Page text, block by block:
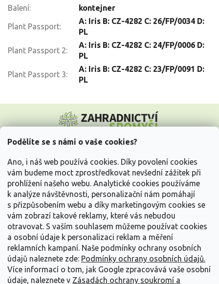
Podělíte se s námi o vaše cookies?
Ano, i náš web používá cookies. Díky povolení cookies
vám budeme moct zprostředkovat nevšední zážitek při
prohlížení našeho webu. Analytické cookies používáme
k analýze návštěvnosti, personalizační nám pomáhají
s přizpůsobením webu a díky marketingovým cookies se
vám zobrazí takové reklamy, které vás nebudou
otravovat. S vaším souhlasem můžeme používat cookies
a osobní údaje k personalizaci reklam a měření
reklamních kampaní. Naše podmínky ochrany osobních
údajů naleznete zde: Podmínky ochrany osobních údajů.
Více informací o tom, jak Google zpracovává vaše osobní
údaje, naleznete v Zásadách ochrany soukromí a
Balení: kontejner
Plant Passport:
A: Iris B: CZ-4282 C: 26/FP/0034 D:
PL
Plant Passport 2:
A: Iris B: CZ-4282 C: 24/FP/0006 D:
PL
Plant Passport 3:
A: Iris B: CZ-4282 C: 23/FP/0091 D:
PL
p
Vše o nákupu
Informace pro Vás
Kontakujte nás